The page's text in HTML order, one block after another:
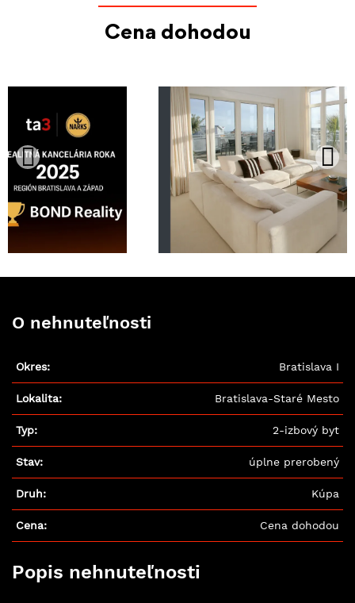
Cena dohodou
O nehnuteľnosti
Okres: Bratislava I
Lokalita: Bratislava-Staré Mesto
Typ: 2-izbový byt
Stav: úplne prerobený
Druh: Kúpa
Cena: Cena dohodou
Popis nehnuteľnosti